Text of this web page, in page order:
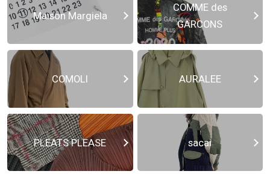
Maison Margiela
COMME des
GARCONS
COMOLI AURALEE
PLEATS PLEASE sacai